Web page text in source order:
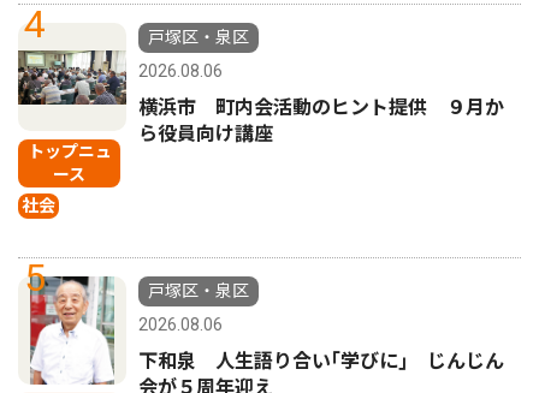
4
トップニュ
ース
社会
戸塚区・泉区
2026.08.06
横浜市 町内会活動のヒント提供 ９月か
ら役員向け講座
5
戸塚区・泉区
2026.08.06
下和泉 人生語り合い｢学びに｣ じんじん
会が５周年迎え